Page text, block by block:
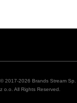
© 2017-2026 Brands Stream Sp.
z o.o. All Rights Reserved.